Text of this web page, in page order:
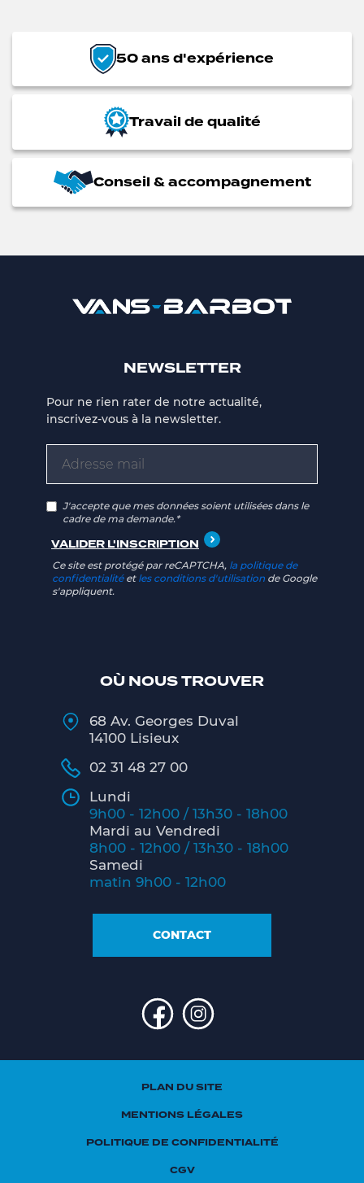
50 ans d'expérience
Travail de qualité
Conseil & accompagnement
OÙ NOUS TROUVER
68 Av. Georges Duval
14100 Lisieux
02 31 48 27 00
Lundi
9h00 - 12h00 / 13h30 - 18h00
Mardi au Vendredi
8h00 - 12h00 / 13h30 - 18h00
Samedi
matin 9h00 - 12h00
CONTACT
NEWSLETTER
Pour ne rien rater de notre actualité,
inscrivez-vous à la newsletter.
J'accepte que mes données soient utilisées dans le
cadre de ma demande.*
Ce site est protégé par reCAPTCHA, la politique de
confidentialitéet les conditions d'utilisation de Google
s'appliquent.
PLAN DU SITE
MENTIONS LÉGALES
POLITIQUE DE CONFIDENTIALITÉ
CGV